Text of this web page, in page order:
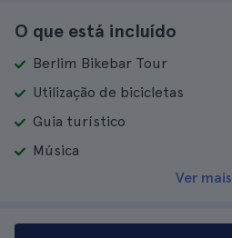
O que está incluído
Berlim Bikebar Tour
Utilização de bicicletas
Guia turístico
Música
Ver mais